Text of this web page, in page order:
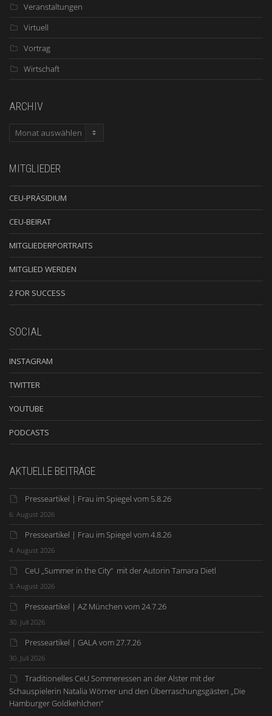
Veranstaltungen
Virtuell
Vortrag
Wirtschaft
ARCHIV
ARCHIV
MITGLIEDER
CEU-PRÄSIDIUM
CEU-BEIRAT
MITGLIEDERPORTRAITS
MITGLIED WERDEN
2 FOR SUCCESS
SOCIAL
INSTAGRAM
TWITTER
YOUTUBE
PODCASTS
AKTUELLE BEITRÄGE
Presseartikel | Frau im Spiegel vom 5.8.26
6. August 2026
Presseartikel | Frau im Spiegel vom 4.8.26
4. August 2026
CeU „Summer in the City“ mit der Autorin Tamara Dietl
3. August 2026
Presseartikel | AZ München vom 24.7.26
30. Juli 2026
Presseartikel | GALA vom 27.7.26
30. Juli 2026
Traditionelles CeU Sommeressen an der Alster mit der
Schauspielerin Natalia Wörner und den Überraschungsgästen „Die
Hamburger Goldkehlchen“